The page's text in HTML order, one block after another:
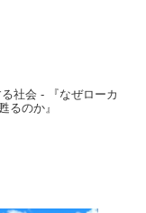
社会 - 『なぜローカ
るのか』